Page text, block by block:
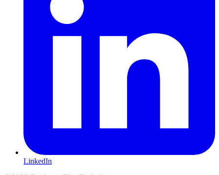
LinkedIn